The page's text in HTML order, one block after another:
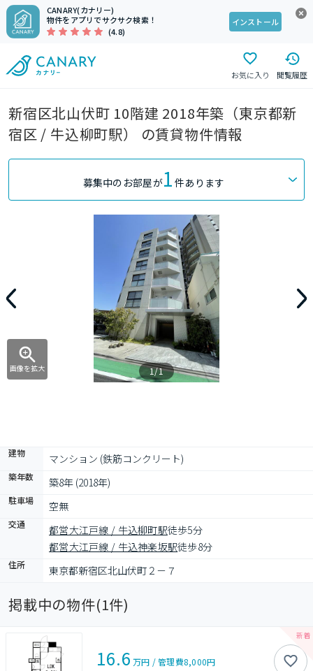
CANARY(カナリー)
物件をアプリでサクサク検索！
(4.8)
インストール
お気に入り 閲覧履歴
新宿区北山伏町 10階建 2018年築（東京都新
宿区 / 牛込柳町駅） の賃貸物件情報
募集中のお部屋が1 件あります
画像を拡大 1/1
建物 マンション (鉄筋コンクリート)
築年数 築8年 (2018年)
駐車場 空無
交通 都営大江戸線 / 牛込柳町駅徒歩5分
都営大江戸線 / 牛込神楽坂駅徒歩8分
住所 東京都新宿区北山伏町２－７
掲載中の物件(1件)
16.6 万円 /管理費8,000円